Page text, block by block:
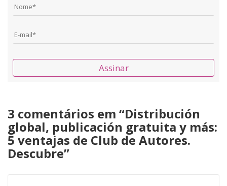
Assinar
3 comentários em “Distribución
global, publicación gratuita y más:
5 ventajas de Club de Autores.
Descubre”